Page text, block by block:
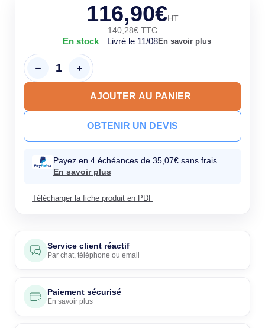
116,90€HT
140,28€ TTC
En stock Livré le 11/08En savoir plus
AJOUTER AU PANIER
OBTENIR UN DEVIS
Payez en 4 échéances de 35,07€ sans frais.
En savoir plus
Télécharger la fiche produit en PDF
Service client réactif
Par chat, téléphone ou email
Paiement sécurisé
En savoir plus